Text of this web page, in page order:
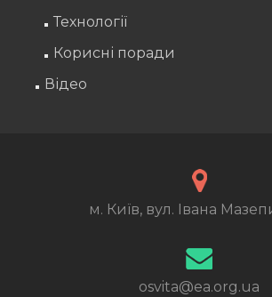
Технології
Корисні поради
Відео
м. Київ, вул. Івана
osvita@ea.org.ua